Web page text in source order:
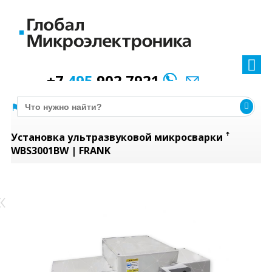
+7 495 902 7921
Оборудование
Установка ультразвуковой микросварки ꜛ
WBS3001BW | FRANK